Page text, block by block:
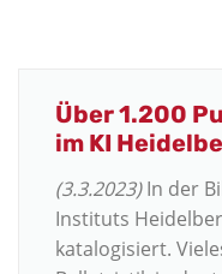
Über 1.200
im KI
(3.3.2023)In der
Instituts
katalogisiert.